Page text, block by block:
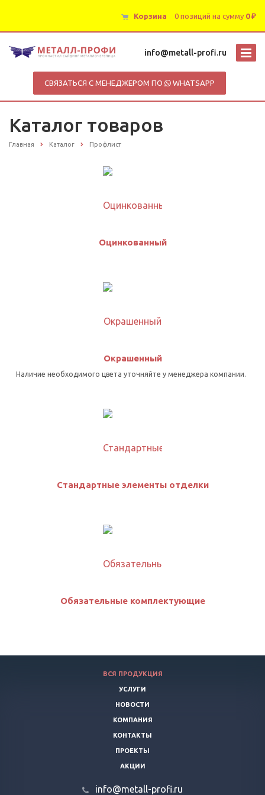
Корзина 0 позиций на сумму 0 ₽
info@metall-profi.ru
СВЯЗАТЬСЯ С МЕНЕДЖЕРОМ ПО WHATSAPP
Каталог товаров
Главная Каталог Профлист
Оцинкованный
Окрашенный
Наличие необходимого цвета уточняйте у менеджера компании.
Стандартные элементы отделки
Обязательные комплектующие
ВСЯ ПРОДУКЦИЯ
УСЛУГИ
НОВОСТИ
КОМПАНИЯ
КОНТАКТЫ
ПРОЕКТЫ
АКЦИИ
info@metall-profi.ru